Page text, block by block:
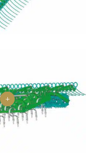
L